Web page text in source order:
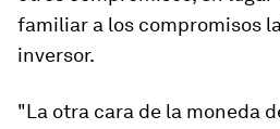
familiar a los compromisos
inversor.
"La otra cara de la moneda